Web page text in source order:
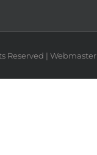
Reserved | Webmaster